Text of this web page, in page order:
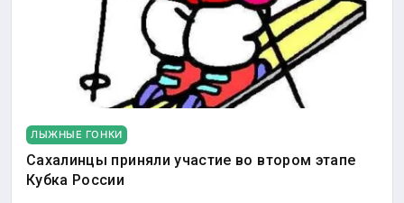
ЛЫЖНЫЕ ГОНКИ
Сахалинцы приняли участие во втором этапе
Кубка России